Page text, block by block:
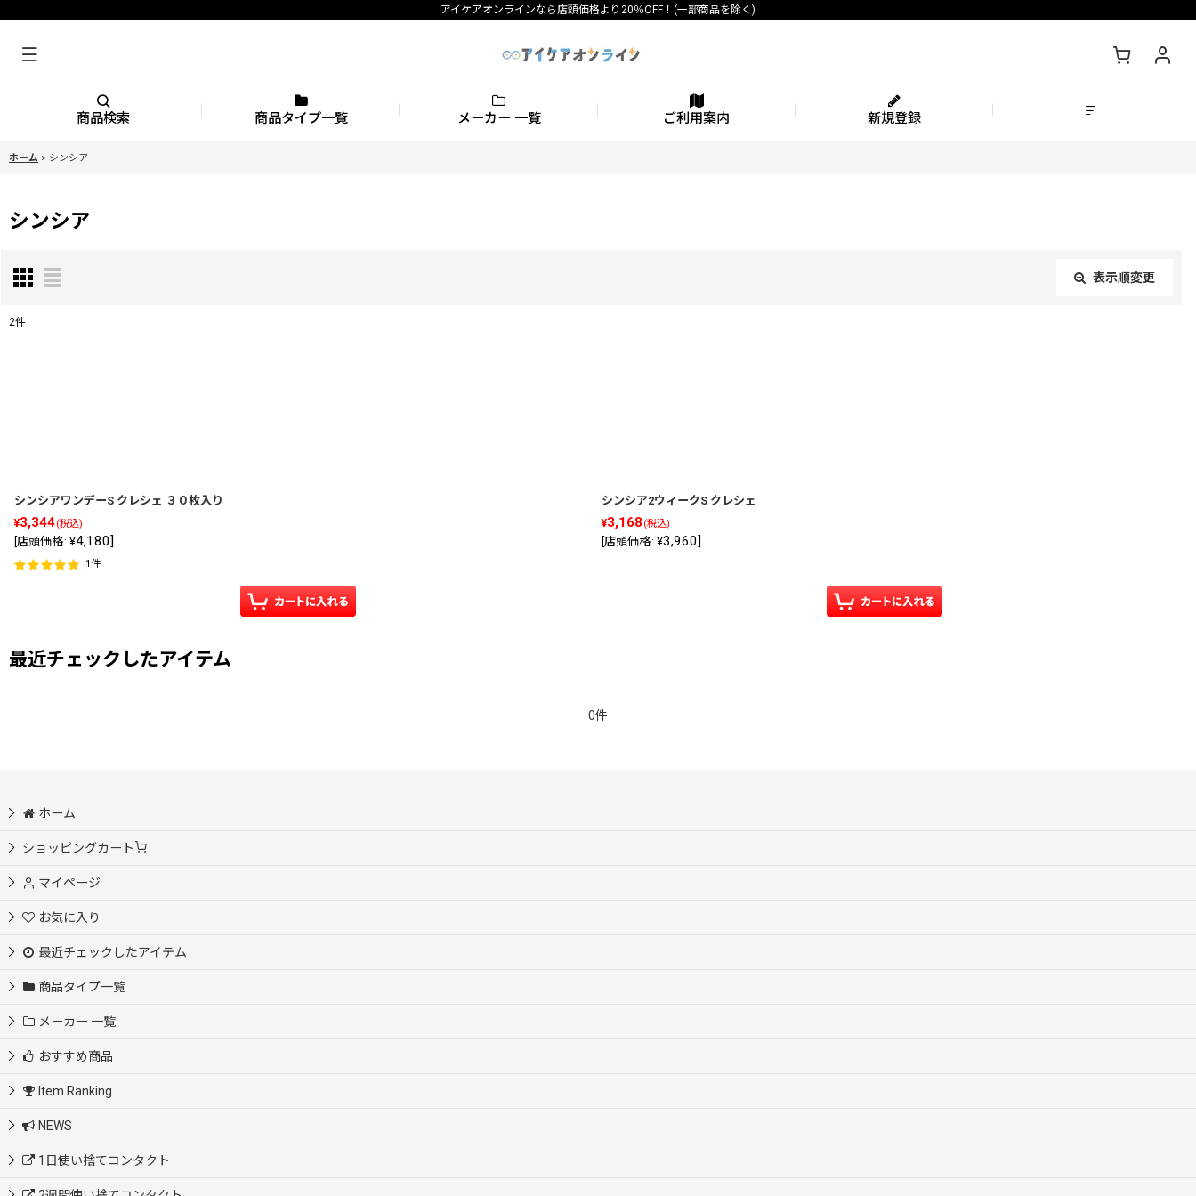
アイケアオンラインなら店頭価格より20％OFF！(一部商品を除く)
商品検索 商品タイプ一覧 メーカー 一覧 ご利用案内 新規登録
ホーム > シンシア
シンシア
表示順変更
2件
シンシアワンデーS クレシェ ３０枚入り
¥3,344(税込)
[店頭価格: ¥4,180]
1件
シンシア2ウィークS クレシェ
¥3,168 (税込)
[店頭価格: ¥3,960]
最近チェックしたアイテム
0件
ホーム
ショッピングカート
マイページ
お気に入り
最近チェックしたアイテム
商品タイプ一覧
メーカー 一覧
おすすめ商品
Item Ranking
NEWS
1日使い捨てコンタクト